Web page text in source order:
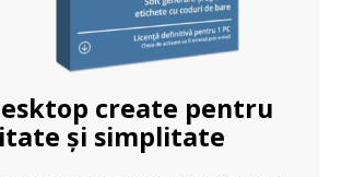
create pentru
și simplitate